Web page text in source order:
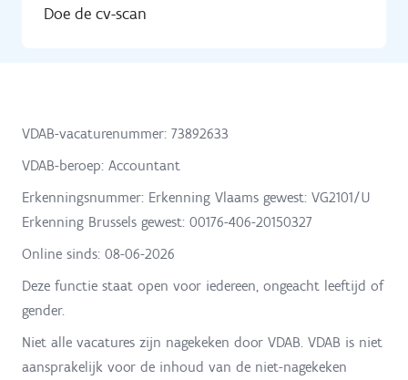
Doe de cv-scan
VDAB-vacaturenummer: 73892633
VDAB-beroep: Accountant
Erkenningsnummer: Erkenning Vlaams gewest: VG2101/U
Erkenning Brussels gewest: 00176-406-20150327
Online sinds: 08-06-2026
Deze functie staat open voor iedereen, ongeacht leeftijd of
gender.
Niet alle vacatures zijn nagekeken door VDAB. VDAB is niet
aansprakelijk voor de inhoud van de niet-nagekeken